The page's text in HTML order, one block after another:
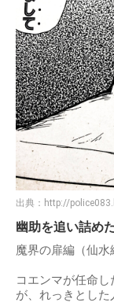
出典： http://
幽助を追い詰め
魔界の扉編（仙水
コエンマが任命
が、れっきとした